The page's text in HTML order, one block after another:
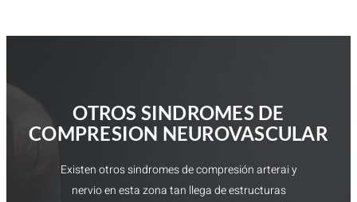
OTROS SINDROMES DE
COMPRESION NEUROVASCULAR
Existen otros sindromes de compresión arterai y
nervio en esta zona tan llega de estructuras